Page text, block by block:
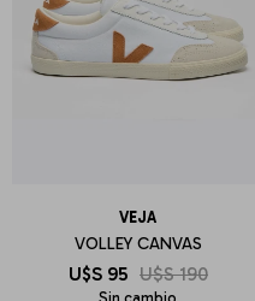
VEJA
VOLLEY CANVAS
U$S 95 U$S 190